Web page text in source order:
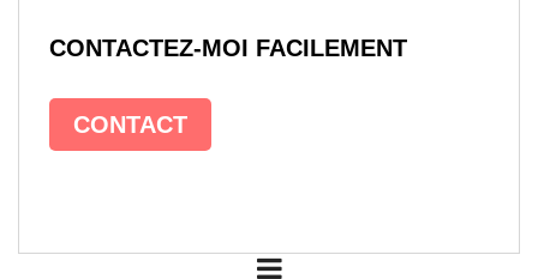
CONTACTEZ-MOI FACILEMENT
CONTACT